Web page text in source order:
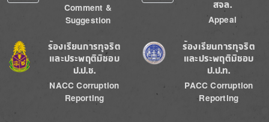
Comment &
Suggestion
สจล.
Appeal
Image
ร้องเรียนการทุจริต
และประพฤติมิชอบ
ป.ป.ช.
NACC Corruption
Reporting
Image
ร้องเรียนการทุจริต
และประพฤติมิชอบ
ป.ป.ท.
PACC Corruption
Reporting